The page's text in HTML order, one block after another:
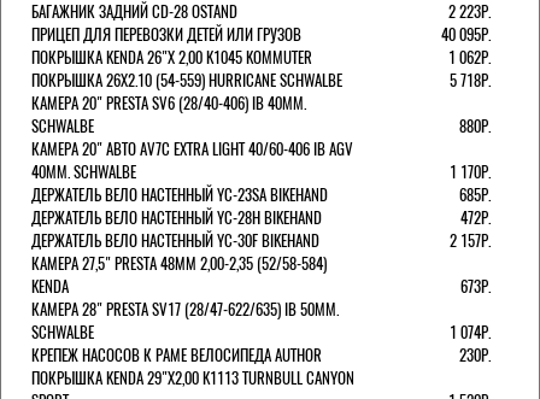
БАГАЖНИК ЗАДНИЙ CD-28 OSTAND
2 223Р.
ПРИЦЕП ДЛЯ ПЕРЕВОЗКИ ДЕТЕЙ ИЛИ ГРУЗОВ
40 095Р.
ПОКРЫШКА KENDA 26"Х 2,00 K1045 KOMMUTER
1 062Р.
ПОКРЫШКА 26X2.10 (54-559) HURRICANE SCHWALBE
5 718Р.
КАМЕРА 20" PRESTA SV6 (28/40-406) IB 40MM.
SCHWALBE
880Р.
КАМЕРА 20" АВТО AV7C EXTRA LIGHT 40/60-406 IB AGV
40MM. SCHWALBE
1 170Р.
ДЕРЖАТЕЛЬ ВЕЛО НАСТЕННЫЙ YC-23SA BIKEHAND
685Р.
ДЕРЖАТЕЛЬ ВЕЛО НАСТЕННЫЙ YC-28H BIKEHAND
472Р.
ДЕРЖАТЕЛЬ ВЕЛО НАСТЕННЫЙ YC-30F BIKEHAND
2 157Р.
КАМЕРА 27,5" PRESTA 48ММ 2,00-2,35 (52/58-584)
KENDA
673Р.
КАМЕРА 28" PRESTA SV17 (28/47-622/635) IB 50MM.
SCHWALBE
1 074Р.
КРЕПЕЖ НАСОСОВ К РАМЕ ВЕЛОСИПЕДА AUTHOR
230Р.
ПОКРЫШКА KENDA 29"Х2,00 K1113 TURNBULL CANYON